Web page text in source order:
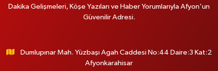
Dakika Gelişmeleri, Köşe Yazıları ve Haber Yorumlarıyla Afyon'un
Güvenilir Adresi.
Dumlupınar Mah. Yüzbaşı Agah Caddesi No:44 Daire:3 Kat:2
Afyonkarahisar